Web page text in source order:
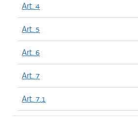
Art. 4
Art. 5
Art. 6
Art. 7
Art. 7.1